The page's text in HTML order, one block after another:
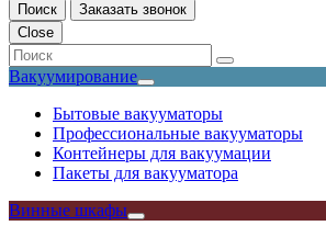
Поиск
Заказать звонок
Close
Вакуумирование
Бытовые вакууматоры
Профессиональные вакууматоры
Контейнеры для вакуумации
Пакеты для вакууматора
Винные шкафы